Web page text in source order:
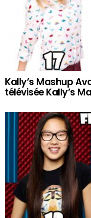
Kally’s Mashup
télévisée Kally’s